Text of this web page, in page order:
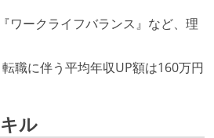
ワークライフバランス』など、理
職に伴う平均年収UP額は160万円
ル